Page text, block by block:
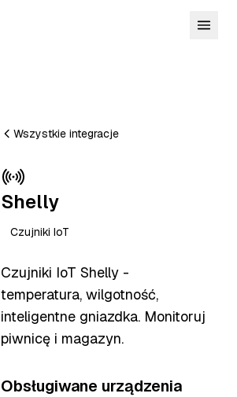
Wszystkie integracje
Shelly
Czujniki IoT
Czujniki IoT Shelly -
temperatura, wilgotność,
inteligentne gniazdka. Monitoruj
piwnicę i magazyn.
Obsługiwane urządzenia